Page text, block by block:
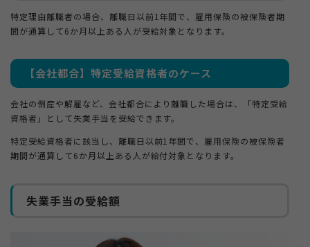
特定理由離職者の場合、離職日以前1年間で、雇用保険の被保険者期
間が通算して6か月以上ある人が受給対象となります。
【会社都合】特定受給資格者のケース
会社の倒産や解雇など、会社都合により離職した場合は、「特定受給
資格者」として失業手当を受給できます。
特定受給資格者に該当し、離職日以前1年間で、雇用保険の被保険者
期間が通算して6か月以上ある人が給付対象となります。
失業手当の受給額